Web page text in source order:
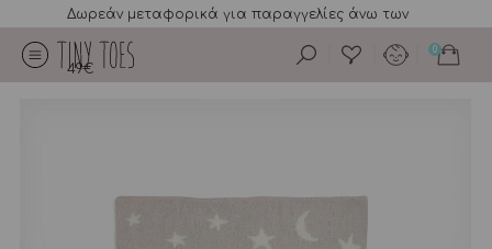
Δωρεάν μεταφορικά για παραγγελίες άνω των
49€
0